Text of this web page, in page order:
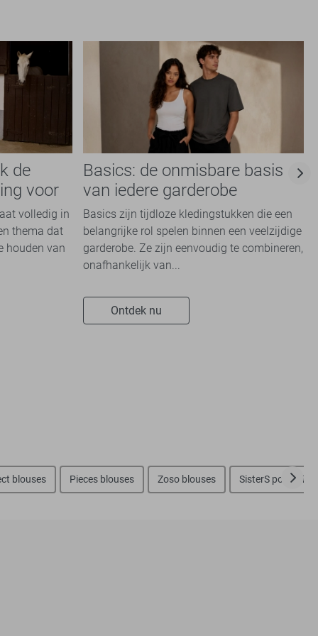
de
voor
volledig in
thema dat
houden van
Basics: de onmisbare basis
van iedere garderobe
Basics zijn tijdloze kledingstukken die een
belangrijke rol spelen binnen een veelzijdige
garderobe. Ze zijn eenvoudig te combineren,
onafhankelijk van...
Ontdek nu
blouses Pieces blouses Zoso blouses SisterS point